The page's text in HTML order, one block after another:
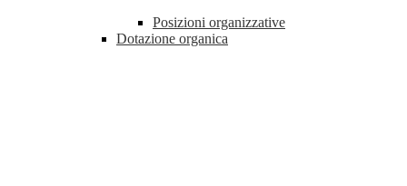
Posizioni organizzative
Dotazione organica